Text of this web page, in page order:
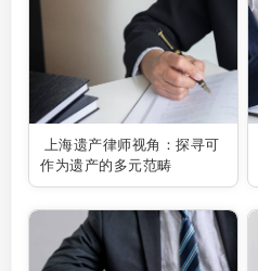
上海遗产律师视角：探寻可
作为遗产的多元范畴